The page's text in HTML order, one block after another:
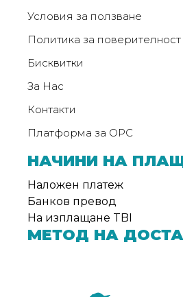
Условия за ползване
Политика за поверителност
Бисквитки
За Нас
Контакти
Платформа за ОРС
НАЧИНИ НА
Наложен платеж
Банков превод
На изплащане TBI
МЕТОД НА